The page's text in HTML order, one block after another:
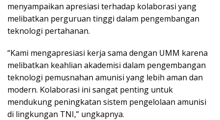
menyampaikan apresiasi terhadap kolaborasi yang
melibatkan perguruan tinggi dalam pengembangan
teknologi pertahanan.
“Kami mengapresiasi kerja sama dengan UMM karena
melibatkan keahlian akademisi dalam pengembangan
teknologi pemusnahan amunisi yang lebih aman dan
modern. Kolaborasi ini sangat penting untuk
mendukung peningkatan sistem pengelolaan amunisi
di lingkungan TNI,” ungkapnya.